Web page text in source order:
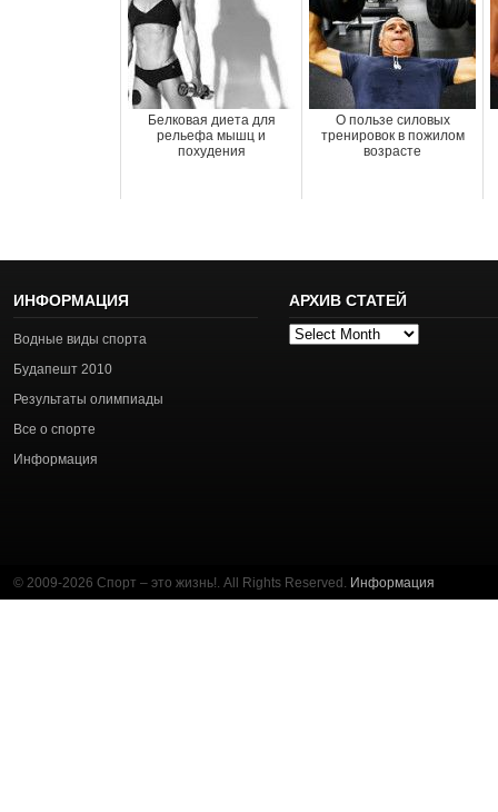
Белковая диета для
рельефа мышц и
похудения
О пользе силовых
тренировок в пожилом
возрасте
ИНФОРМАЦИЯ
Водные виды спорта
Будапешт 2010
Результаты олимпиады
Все о спорте
Информация
АРХИВ СТАТЕЙ
Архив
© 2009-2026 Спорт – это жизнь!. All Rights Reserved. Информация